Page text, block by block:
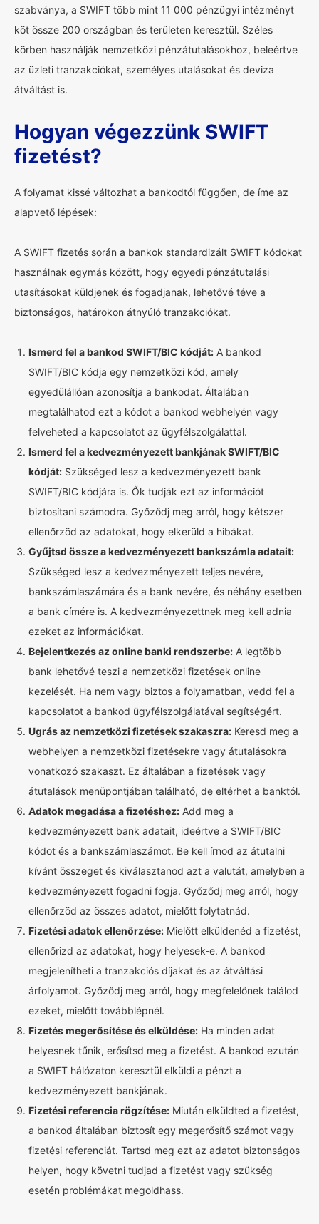
szabványa, a SWIFT több mint 11 000 pénzügyi intézményt
köt össze 200 országban és területen keresztül. Széles
körben használják nemzetközi pénzátutalásokhoz, beleértve
az üzleti tranzakciókat, személyes utalásokat és deviza
átváltást is.
Hogyan végezzünk SWIFT
fizetést?
A folyamat kissé változhat a bankodtól függően, de íme az
alapvető lépések:
A SWIFT fizetés során a bankok standardizált SWIFT kódokat
használnak egymás között, hogy egyedi pénzátutalási
utasításokat küldjenek és fogadjanak, lehetővé téve a
biztonságos, határokon átnyúló tranzakciókat.
Ismerd fel a bankod SWIFT/BIC kódját: A bankod
SWIFT/BIC kódja egy nemzetközi kód, amely
egyedülállóan azonosítja a bankodat. Általában
megtalálhatod ezt a kódot a bankod webhelyén vagy
felveheted a kapcsolatot az ügyfélszolgálattal.
Ismerd fel a kedvezményezett bankjának SWIFT/BIC
kódját: Szükséged lesz a kedvezményezett bank
SWIFT/BIC kódjára is. Ők tudják ezt az információt
biztosítani számodra. Győződj meg arról, hogy kétszer
ellenőrzöd az adatokat, hogy elkerüld a hibákat.
Gyűjtsd össze a kedvezményezett bankszámla adatait:
Szükséged lesz a kedvezményezett teljes nevére,
bankszámlaszámára és a bank nevére, és néhány esetben
a bank címére is. A kedvezményezettnek meg kell adnia
ezeket az információkat.
Bejelentkezés az online banki rendszerbe: A legtöbb
bank lehetővé teszi a nemzetközi fizetések online
kezelését. Ha nem vagy biztos a folyamatban, vedd fel a
kapcsolatot a bankod ügyfélszolgálatával segítségért.
Ugrás az nemzetközi fizetések szakaszra: Keresd meg a
webhelyen a nemzetközi fizetésekre vagy átutalásokra
vonatkozó szakaszt. Ez általában a fizetések vagy
átutalások menüpontjában található, de eltérhet a banktól.
Adatok megadása a fizetéshez: Add meg a
kedvezményezett bank adatait, ideértve a SWIFT/BIC
kódot és a bankszámlaszámot. Be kell írnod az átutalni
kívánt összeget és kiválasztanod azt a valutát, amelyben a
kedvezményezett fogadni fogja. Győződj meg arról, hogy
ellenőrzöd az összes adatot, mielőtt folytatnád.
Fizetési adatok ellenőrzése: Mielőtt elküldenéd a fizetést,
ellenőrizd az adatokat, hogy helyesek-e. A bankod
megjelenítheti a tranzakciós díjakat és az átváltási
árfolyamot. Győződj meg arról, hogy megfelelőnek találod
ezeket, mielőtt továbblépnél.
Fizetés megerősítése és elküldése: Ha minden adat
helyesnek tűnik, erősítsd meg a fizetést. A bankod ezután
a SWIFT hálózaton keresztül elküldi a pénzt a
kedvezményezett bankjának.
Fizetési referencia rögzítése: Miután elküldted a fizetést,
a bankod általában biztosít egy megerősítő számot vagy
fizetési referenciát. Tartsd meg ezt az adatot biztonságos
helyen, hogy követni tudjad a fizetést vagy szükség
esetén problémákat megoldhass.